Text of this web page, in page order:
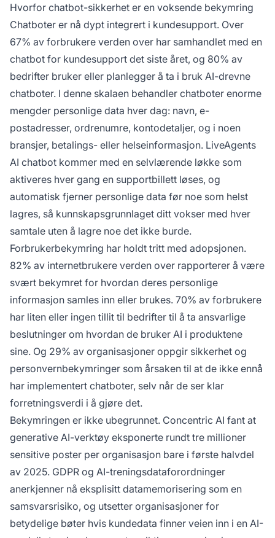
Hvorfor chatbot-sikkerhet er en voksende bekymring
Chatboter er nå dypt integrert i kundesupport. Over
67% av forbrukere verden over har samhandlet med en
chatbot for kundesupport det siste året, og 80% av
bedrifter bruker eller planlegger å ta i bruk AI-drevne
chatboter. I denne skalaen behandler chatboter enorme
mengder personlige data hver dag: navn, e-
postadresser, ordrenumre, kontodetaljer, og i noen
bransjer, betalings- eller helseinformasjon. LiveAgents
AI chatbot kommer med en selvlærende løkke som
aktiveres hver gang en supportbillett løses, og
automatisk fjerner personlige data før noe som helst
lagres, så kunnskapsgrunnlaget ditt vokser med hver
samtale uten å lagre noe det ikke burde.
Forbrukerbekymring har holdt tritt med adopsjonen.
82% av internetbrukere verden over rapporterer å være
svært bekymret for hvordan deres personlige
informasjon samles inn eller brukes. 70% av forbrukere
har liten eller ingen tillit til bedrifter til å ta ansvarlige
beslutninger om hvordan de bruker AI i produktene
sine. Og 29% av organisasjoner oppgir sikkerhet og
personvernbekymringer som årsaken til at de ikke ennå
har implementert chatboter, selv når de ser klar
forretningsverdi i å gjøre det.
Bekymringen er ikke ubegrunnet. Concentric AI fant at
generative AI-verktøy eksponerte rundt tre millioner
sensitive poster per organisasjon bare i første halvdel
av 2025. GDPR og AI-treningsdataforordninger
anerkjenner nå eksplisitt datamemorisering som en
samsvarsrisiko, og utsetter organisasjoner for
betydelige bøter hvis kundedata finner veien inn i en AI-